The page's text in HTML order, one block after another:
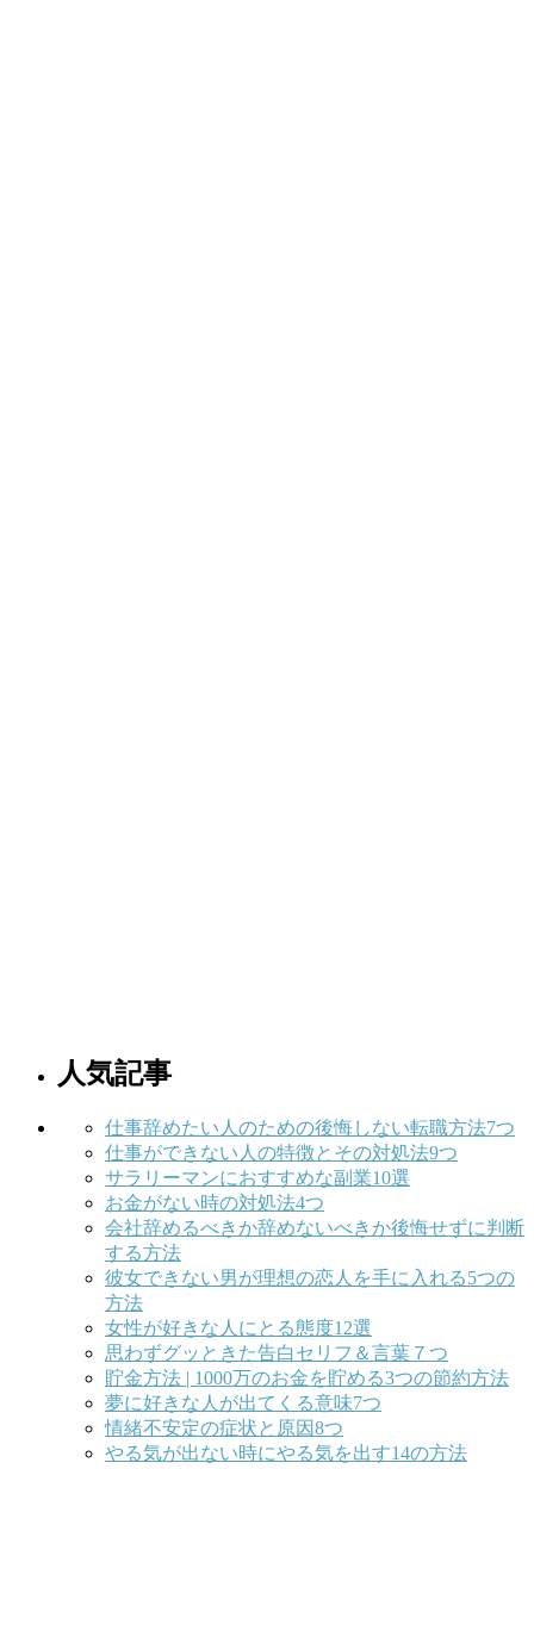
人気記事
仕事辞めたい人のための後悔しない転職方法7つ
仕事ができない人の特徴とその対処法9つ
サラリーマンにおすすめな副業10選
お金がない時の対処法4つ
会社辞めるべきか辞めないべきか後悔せずに判断
する方法
彼女できない男が理想の恋人を手に入れる5つの
方法
女性が好きな人にとる態度12選
思わずグッときた告白セリフ＆言葉７つ
貯金方法 | 1000万のお金を貯める3つの節約方法
夢に好きな人が出てくる意味7つ
情緒不安定の症状と原因8つ
やる気が出ない時にやる気を出す14の方法